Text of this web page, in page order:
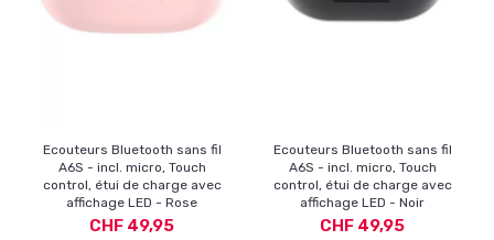
Ecouteurs Bluetooth sans fil
A6S - incl. micro, Touch
control, étui de charge avec
affichage LED - Rose
CHF 49,95
Ecouteurs Bluetooth sans fil
A6S - incl. micro, Touch
control, étui de charge avec
affichage LED - Noir
CHF 49,95